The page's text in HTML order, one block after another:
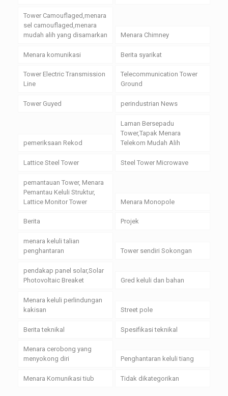
Tower Camouflaged,menara
sel camouflaged,menara
mudah alih yang disamarkan
Menara Chimney
Menara komunikasi Berita syarikat
Tower Electric Transmission
Line
Telecommunication Tower
Ground
Tower Guyed perindustrian News
pemeriksaan Rekod
Laman Bersepadu
Tower,Tapak Menara
Telekom Mudah Alih
Lattice Steel Tower Steel Tower Microwave
pemantauan Tower, Menara
Pemantau Keluli Struktur,
Lattice Monitor Tower
Menara Monopole
Berita Projek
menara keluli talian
penghantaran
Tower sendiri Sokongan
pendakap panel solar,Solar
Photovoltaic Breaket
Gred keluli dan bahan
Menara keluli perlindungan
kakisan
Street pole
Berita teknikal Spesifikasi teknikal
Menara cerobong yang
menyokong diri
Penghantaran keluli tiang
Menara Komunikasi tiub Tidak dikategorikan